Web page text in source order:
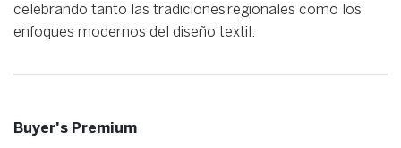
celebrando tanto las tradiciones regionales como los
enfoques modernos del diseño textil.
Buyer's Premium